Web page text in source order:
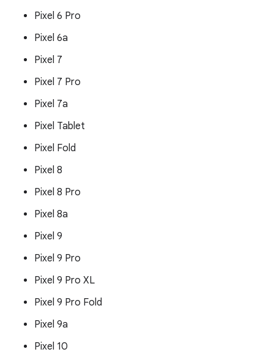
Pixel 6 Pro
Pixel 6a
Pixel 7
Pixel 7 Pro
Pixel 7a
Pixel Tablet
Pixel Fold
Pixel 8
Pixel 8 Pro
Pixel 8a
Pixel 9
Pixel 9 Pro
Pixel 9 Pro XL
Pixel 9 Pro Fold
Pixel 9a
Pixel 10